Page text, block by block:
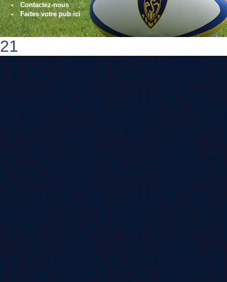
Contactez-nous
Faites votre pub ici
21